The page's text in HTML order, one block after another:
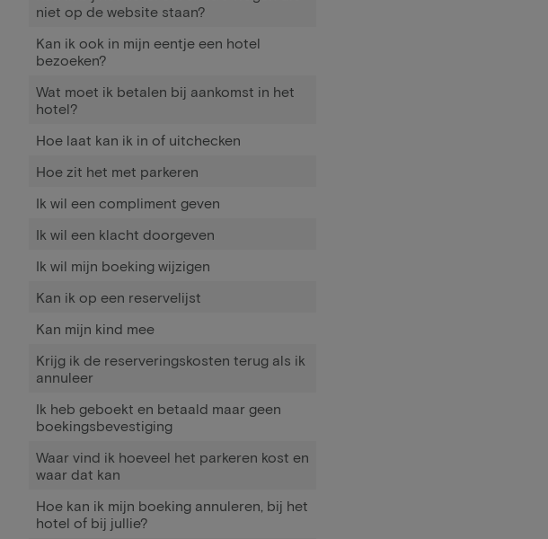
niet op de website staan?
Kan ik ook in mijn eentje een hotel
bezoeken?
Wat moet ik betalen bij aankomst in het
hotel?
Hoe laat kan ik in of uitchecken
Hoe zit het met parkeren
Ik wil een compliment geven
Ik wil een klacht doorgeven
Ik wil mijn boeking wijzigen
Kan ik op een reservelijst
Kan mijn kind mee
Krijg ik de reserveringskosten terug als ik
annuleer
Ik heb geboekt en betaald maar geen
boekingsbevestiging
Waar vind ik hoeveel het parkeren kost en
waar dat kan
Hoe kan ik mijn boeking annuleren, bij het
hotel of bij jullie?